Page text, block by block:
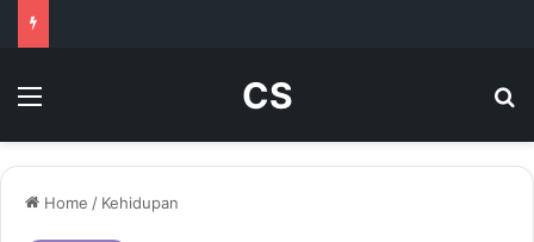
Menu CS
Home / Kehidupan